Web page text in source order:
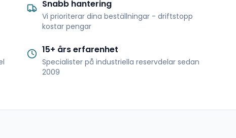
Snabb hantering
Vi prioriterar dina beställningar - driftstopp
kostar pengar
15+ års erfarenhet
Specialister på industriella reservdelar sedan
2009